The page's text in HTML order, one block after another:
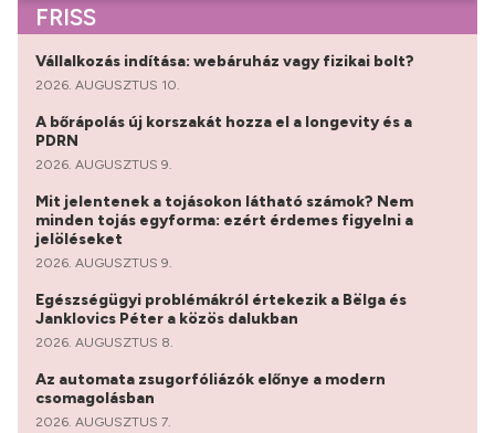
FRISS
Vállalkozás indítása: webáruház vagy fizikai bolt?
2026. AUGUSZTUS 10.
A bőrápolás új korszakát hozza el a longevity és a
PDRN
2026. AUGUSZTUS 9.
Mit jelentenek a tojásokon látható számok? Nem
minden tojás egyforma: ezért érdemes figyelni a
jelöléseket
2026. AUGUSZTUS 9.
Egészségügyi problémákról értekezik a Bëlga és
Janklovics Péter a közös dalukban
2026. AUGUSZTUS 8.
Az automata zsugorfóliázók előnye a modern
csomagolásban
2026. AUGUSZTUS 7.